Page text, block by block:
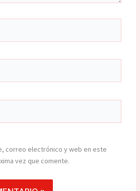
correo electrónico y web en este
vez que comente.